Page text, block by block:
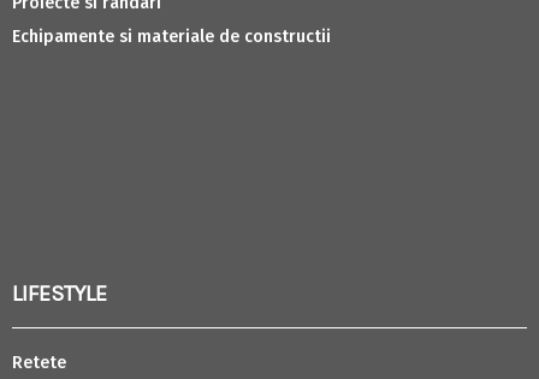
Echipamente si materiale de constructii
LIFESTYLE
Retete